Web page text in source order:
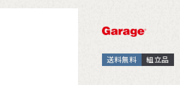
送料無料 組立品